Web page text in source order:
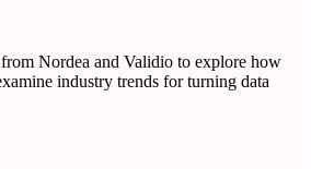
Nordea and Validio to explore how
industry trends for turning data